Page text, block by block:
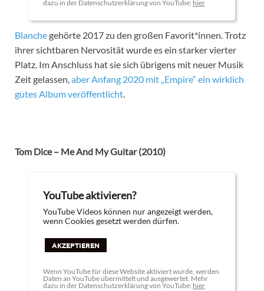
dazu in der Datenschutzerklärung von YouTube: hier
Blanchegehörte 2017 zu den großen Favorit*innen. Trotz
ihrer sichtbaren Nervosität wurde es ein starker vierter
Platz. Im Anschluss hat sie sich übrigens mit neuer Musik
Zeit gelassen,aber Anfang 2020 mit „Empire“ ein wirklich
gutes Album veröffentlicht.
Tom Dice – Me And My Guitar (2010)
YouTube aktivieren?
YouTube Videos können nur angezeigt werden,
wenn Cookies gesetzt werden dürfen.
AKZEPTIEREN
Wenn YouTube für diese Website aktiviert wurde, werden
Daten an YouTube übermittelt und ausgewertet. Mehr
dazu in der Datenschutzerklärung von YouTube: hier